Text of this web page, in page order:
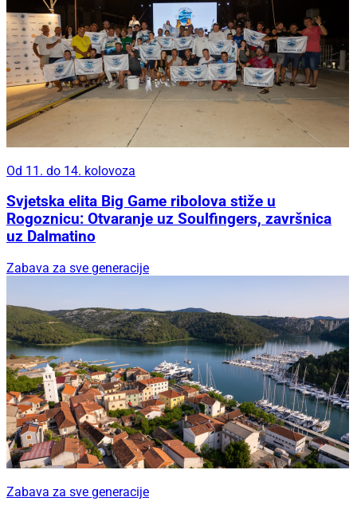
Od 11. do 14. kolovoza
Svjetska elita Big Game ribolova stiže u
Rogoznicu: Otvaranje uz Soulfingers, završnica
uz Dalmatino
Zabava za sve generacije
Zabava za sve generacije